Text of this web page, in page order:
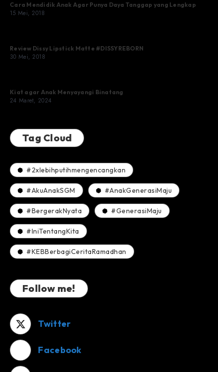
Cara Mendidik Anak Agar Punya Daya Tanggap yang Lengkap
15 Mei, 2018
Review Dissy Lipstick Matte #DISSYREBORN
30 Mei, 2018
Kiat agar Anak Menyayangi Binatang
24 Maret, 2024
Tag Cloud
#2xlebihputihmengencangkan
#AkuAnakSGM #AnakGenerasiMaju
#BergerakNyata #GenerasiMaju
#IniTentangKita
#KEBBerbagiCeritaRamadhan
Follow me!
Twitter
Facebook